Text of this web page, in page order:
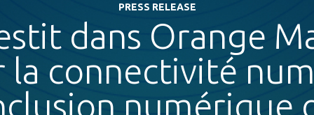
PRESS RELEASE
dans Orange
la connectivité
numérique